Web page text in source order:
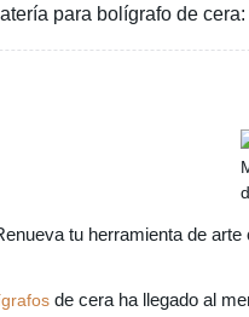
para bolígrafo de
tu herramienta de
de cera ha llegado al